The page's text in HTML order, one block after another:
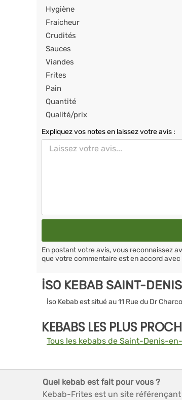
Hygiène
Fraicheur
Crudités
Sauces
Viandes
Frites
Pain
Quantité
Qualité/prix
Expliquez vos notes en laissez votre avis :
En postant votre avis, vous reconnaissez
que votre commentaire est en accord avec
İSO KEBAB SAINT-
İso Kebab est situé au 11 Rue du Dr
KEBABS LES PLUS
Tous les kebabs de Saint-Denis-
Quel kebab est fait pour vous ?
Kebab-Frites est un site référençant